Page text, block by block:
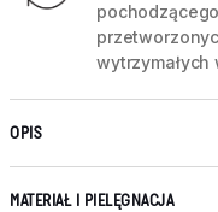
OPIS
MATERIAŁ I PIELĘGNACJA